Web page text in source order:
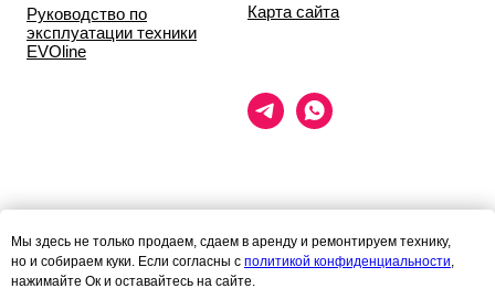
Руководство по
эксплуатации техники
EVOline
Карта сайта
при каких условиях
информационные материалы и цены, размещённые на сайте, не
Мы здесь не только продаем, сдаем в аренду и ремонтируем технику,
но и собираем куки. Если согласны с политикой конфиденциальности,
нажимайте Ок и оставайтесь на сайте.